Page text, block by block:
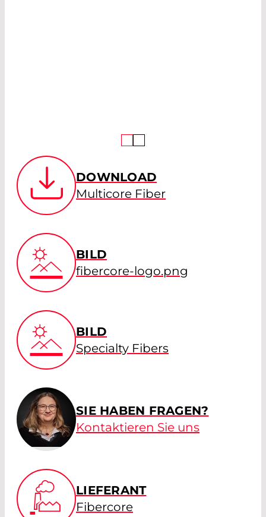
DOWNLOAD
Multicore Fiber
BILD
fibercore-logo.png
BILD
Specialty Fibers
SIE HABEN FRAGEN?
Kontaktieren Sie uns
LIEFERANT
Fibercore